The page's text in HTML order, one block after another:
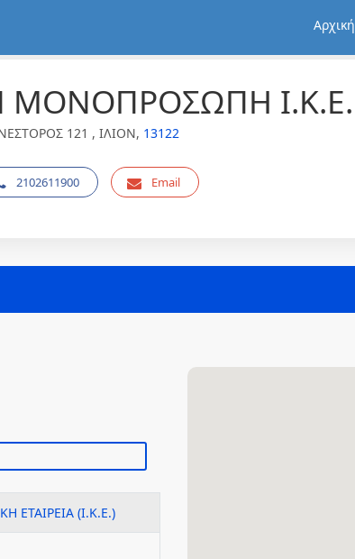
Αρχική
ΜΟΝΟΠΡΟΣΩΠΗ Ι.Κ.Ε.
121 , ΙΛΙΟΝ, 13122
2102611900 Email
ΕΤΑΙΡΕΙΑ (Ι.Κ.Ε.)